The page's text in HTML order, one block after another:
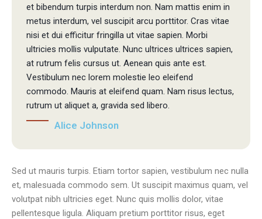
et bibendum turpis interdum non. Nam mattis enim in
metus interdum, vel suscipit arcu porttitor. Cras vitae
nisi et dui efficitur fringilla ut vitae sapien. Morbi
ultricies mollis vulputate. Nunc ultrices ultrices sapien,
at rutrum felis cursus ut. Aenean quis ante est.
Vestibulum nec lorem molestie leo eleifend
commodo. Mauris at eleifend quam. Nam risus lectus,
rutrum ut aliquet a, gravida sed libero.
Alice Johnson
Sed ut mauris turpis. Etiam tortor sapien, vestibulum nec nulla
et, malesuada commodo sem. Ut suscipit maximus quam, vel
volutpat nibh ultricies eget. Nunc quis mollis dolor, vitae
pellentesque ligula. Aliquam pretium porttitor risus, eget